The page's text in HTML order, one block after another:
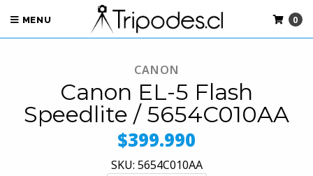
MENU 0
CANON
Canon EL-5 Flash
Speedlite / 5654C010AA
$399.990
SKU: 5654C010AA